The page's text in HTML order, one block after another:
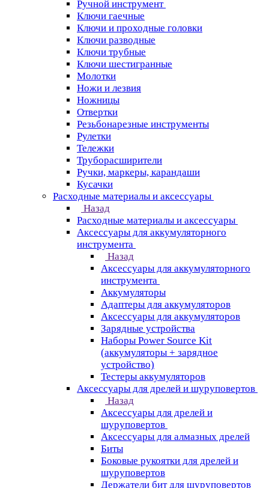
Ручной инструмент
Ключи гаечные
Ключи и проходные головки
Ключи разводные
Ключи трубные
Ключи шестигранные
Молотки
Ножи и лезвия
Ножницы
Отвертки
Резьбонарезные инструменты
Рулетки
Тележки
Труборасширители
Ручки, маркеры, карандаши
Кусачки
Расходные материалы и аксессуары
Назад
Расходные материалы и аксессуары
Аксессуары для аккумуляторного
инструмента
Назад
Аксессуары для аккумуляторного
инструмента
Aккумуляторы
Адаптеры для аккумуляторов
Аксессуары для аккумуляторов
Зарядные устройства
Наборы Power Source Kit
(аккумуляторы + зарядное
устройство)
Тестеры аккумуляторов
Аксессуары для дрелей и шуруповертов
Назад
Аксессуары для дрелей и
шуруповертов
Аксессуары для алмазных дрелей
Биты
Боковые рукоятки для дрелей и
шуруповертов
Держатели бит для шуруповертов